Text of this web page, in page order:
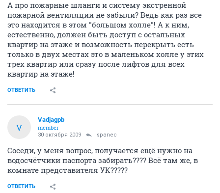
А про пожарные шланги и систему экстренной
пожарной вентиляции не забыли? Ведь как раз все
это находится в этом "большом холле"! А к ним,
естественно, должен быть доступ с остальных
квартир на этаже и возможность перекрыть есть
только в двух местах это в маленьком холле у этих
трех квартир или сразу после лифтов для всех
квартир на этаже!
ОТВЕТИТЬ
V
Vadjagpb
member
30 октября 2009 Ispanec
Соседи, у меня вопрос, получается ещё нужно на
водосчётчики паспорта забирать???? Всё там же, в
комнате представителя УК?????
ОТВЕТИТЬ